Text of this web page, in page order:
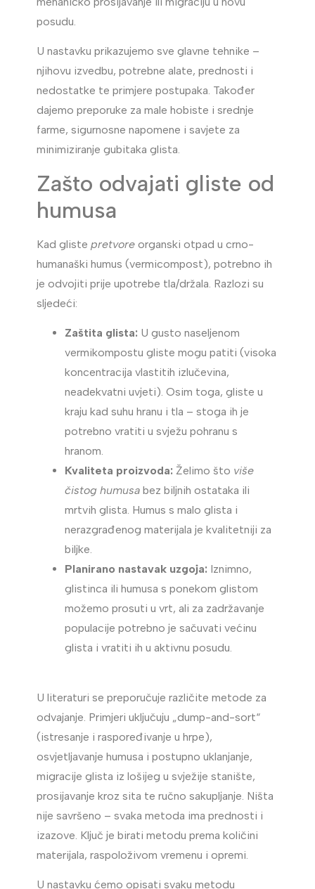
posudu.
U nastavku prikazujemo sve glavne tehnike –
njihovu izvedbu, potrebne alate, prednosti i
nedostatke te primjere postupaka. Također
dajemo preporuke za male hobiste i srednje
farme, sigurnosne napomene i savjete za
minimiziranje gubitaka glista.
Zašto odvajati gliste od
humusa
Kad glistepretvore organski otpad u crno-
humanaški humus (vermicompost), potrebno ih
je odvojiti prije upotrebe tla/držala. Razlozi su
sljedeći:
Zaštita glista: U gusto naseljenom
vermikompostu gliste mogu patiti (visoka
koncentracija vlastitih izlučevina,
neadekvatni uvjeti). Osim toga, gliste u
kraju kad suhu hranu i tla – stoga ih je
potrebno vratiti u svježu pohranu s
hranom.
Kvaliteta proizvoda: Želimo što više
čistog humusa bez biljnih ostataka ili
mrtvih glista. Humus s malo glista i
nerazgrađenog materijala je kvalitetniji za
biljke.
Planirano nastavak uzgoja: Iznimno,
glistinca ili humusa s ponekom glistom
možemo prosuti u vrt, ali za zadržavanje
populacije potrebno je sačuvati većinu
glista i vratiti ih u aktivnu posudu.
U literaturi se preporučuje različite metode za
odvajanje. Primjeri uključuju „dump-and-sort“
(istresanje i raspoređivanje u hrpe),
osvjetljavanje humusa i postupno uklanjanje,
migracije glista iz lošijeg u svježije stanište,
prosijavanje kroz sita te ručno sakupljanje. Ništa
nije savršeno – svaka metoda ima prednosti i
izazove. Ključ je birati metodu prema količini
materijala, raspoloživom vremenu i opremi.
U nastavku ćemo opisati svaku metodu